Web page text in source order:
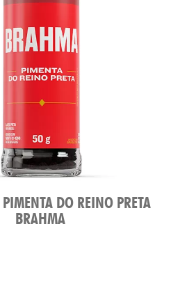
DO REINO PRETA
BRAHMA